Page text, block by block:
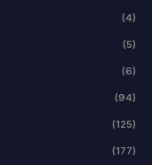
(4)
(5)
(6)
(94)
(125)
(177)